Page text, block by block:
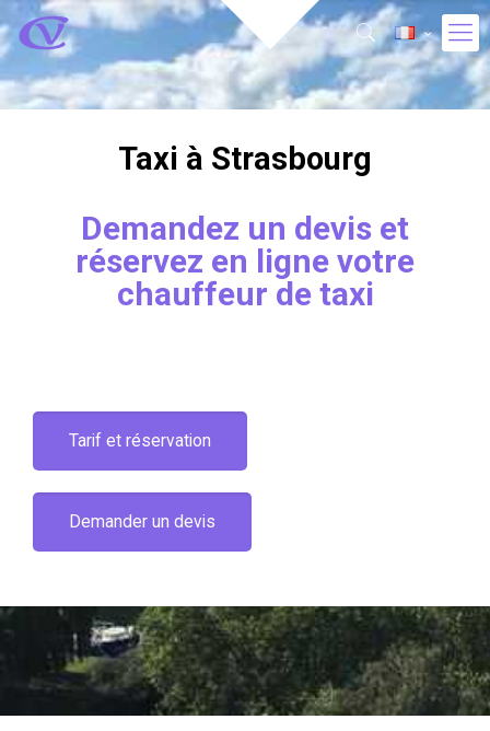
Taxi à Strasbourg
Demandez un devis et
réservez en ligne votre
chauffeur de taxi
Tarif et réservation
Demander un devis